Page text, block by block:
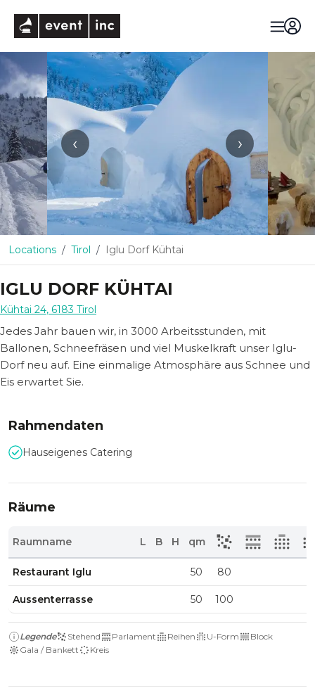
‹ ›
Locations Tirol Iglu Dorf Kühtai
IGLU DORF KÜHTAI
Kühtai 24, 6183 Tirol
Jedes Jahr bauen wir, in 3000 Arbeitsstunden, mit
Ballonen, Schneefräsen und viel Muskelkraft unser Iglu-
Dorf neu auf. Eine einmalige Atmosphäre aus Schnee und
Eis erwartet Sie.
Rahmendaten
Hauseigenes Catering
Räume
Raumname L B H qm
Restaurant Iglu 50 80
Aussenterrasse 50 100
Legende Stehend Parlament Reihen U-Form
Block
Gala / Bankett
Kreis